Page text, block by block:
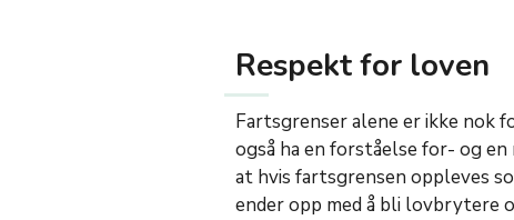
Respekt for loven
Fartsgrenser alene er ikke nok
også ha en forståelse for- og
at hvis fartsgrensen oppleves
ender opp med å bli lovbrytere